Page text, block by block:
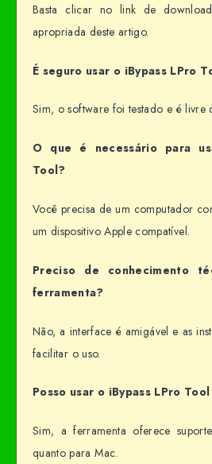
Basta clicar no link de
apropriada deste artigo.
É seguro usar o iBypass LPro
Sim, o software foi testado e é livre
O que é necessário para
Tool?
Você precisa de um computador
um dispositivo Apple compatível.
Preciso de conhecimento
ferramenta?
Não, a interface é amigável e as
facilitar o uso.
Posso usar o iBypass LPro
Sim, a ferramenta oferece
quanto para Mac.